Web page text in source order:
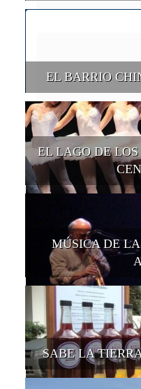
EL BARRIO
EL LAGO DE LOS
MÚSICA DE
SABE LA